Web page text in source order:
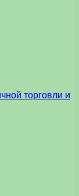
торговли и